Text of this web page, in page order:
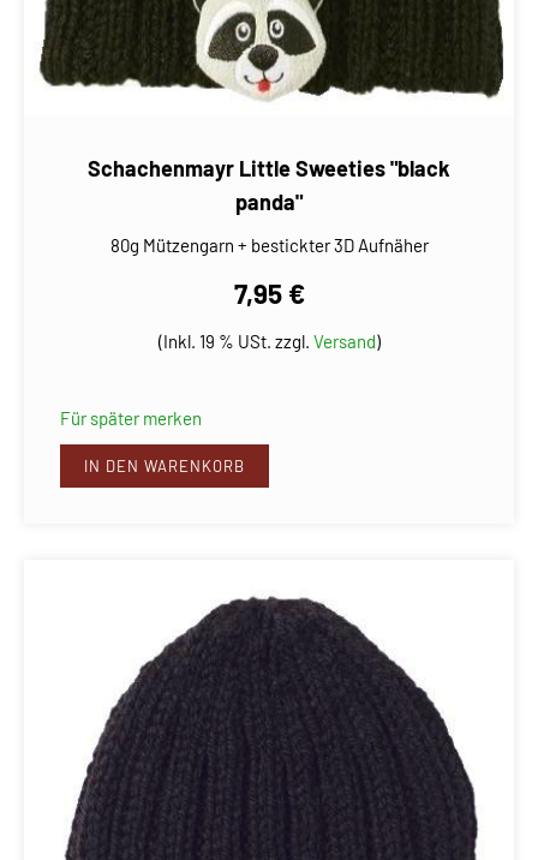
Schachenmayr Little Sweeties "black
panda"
80g Mützengarn + bestickter 3D Aufnäher
7,95 €
(Inkl. 19 % USt. zzgl. Versand)
Für später merken
IN DEN WARENKORB